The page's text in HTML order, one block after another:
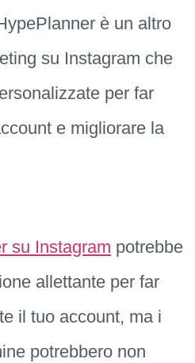
è un altro
su Instagram che
per far
e migliorare la
su Instagram potrebbe
allettante per far
il tuo account, ma i
potrebbero non